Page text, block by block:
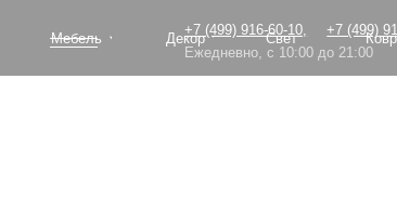
+7 (499) 916-60-66
+7 (499) 916-60-10,
Ежедневно, с 10:00 до 21:00
Свет
Декор
Мебель Ковры